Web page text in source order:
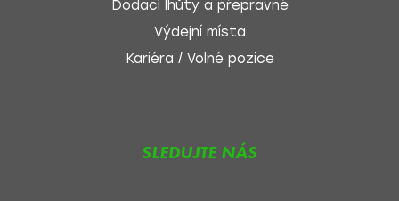
Dodací lhůty a přepravné
Výdejní místa
Kariéra / Volné pozice
SLEDUJTE NÁS